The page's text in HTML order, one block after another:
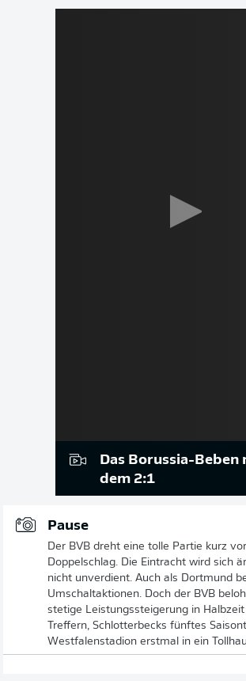
Das Borussia-Beben
dem 2:1
Pause
Der BVB dreht eine tolle Partie kurz
Doppelschlag. Die Eintracht wird sich
nicht unverdient. Auch als Dortmund
Umschaltaktionen. Doch der BVB
stetige Leistungssteigerung in
Treffern, Schlotterbecks fünftes
Westfalenstadion erstmal in ein